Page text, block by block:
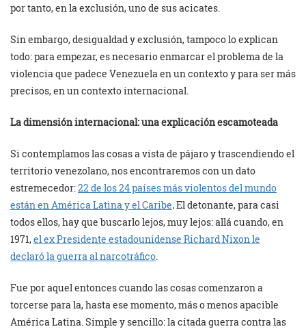
por tanto, en la exclusión, uno de sus acicates.
Sin embargo, desigualdad y exclusión, tampoco lo explican
todo: para empezar, es necesario enmarcar el problema de la
violencia que padece Venezuela en un contexto y para ser más
precisos, en un contexto internacional.
La dimensión internacional: una explicación escamoteada
Si contemplamos las cosas a vista de pájaro y trascendiendo el
territorio venezolano, nos encontraremos con un dato
estremecedor:22 de los 24 países más violentos del mundo
están en América Latina y el Caribe.El detonante, para casi
todos ellos, hay que buscarlo lejos, muy lejos: allá cuando, en
1971,el ex Presidente estadounidense Richard Nixon le
declaró la guerra al narcotráfico
Fue por aquel entonces cuando las cosas comenzaron a
torcerse para la, hasta ese momento, más o menos apacible
América Latina. Simple y sencillo: la citada guerra contra las